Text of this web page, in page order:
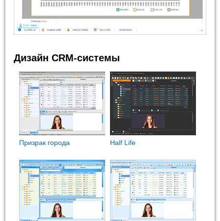
Дизайн CRM-системы
Призрак города Half Life